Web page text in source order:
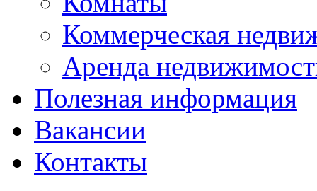
Коммерческая
Аренда
Полезная информация
Вакансии
Контакты